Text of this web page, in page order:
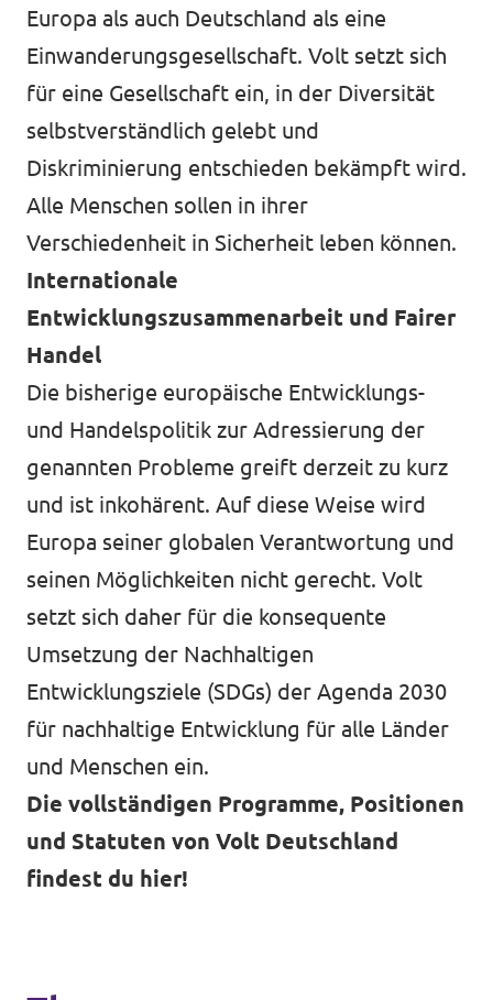
Europa als auch Deutschland als eine
Einwanderungsgesellschaft. Volt setzt sich
für eine Gesellschaft ein, in der Diversität
selbstverständlich gelebt und
Diskriminierung entschieden bekämpft wird.
Alle Menschen sollen in ihrer
Verschiedenheit in Sicherheit leben können.
Internationale
Entwicklungszusammenarbeit und Fairer
Handel
Die bisherige europäische Entwicklungs-
und Handelspolitik zur Adressierung der
genannten Probleme greift derzeit zu kurz
und ist inkohärent. Auf diese Weise wird
Europa seiner globalen Verantwortung und
seinen Möglichkeiten nicht gerecht. Volt
setzt sich daher für die konsequente
Umsetzung der Nachhaltigen
Entwicklungsziele (SDGs) der Agenda 2030
für nachhaltige Entwicklung für alle Länder
und Menschen ein.
Die vollständigen Programme, Positionen
und Statuten von Volt Deutschland
findest du hier!